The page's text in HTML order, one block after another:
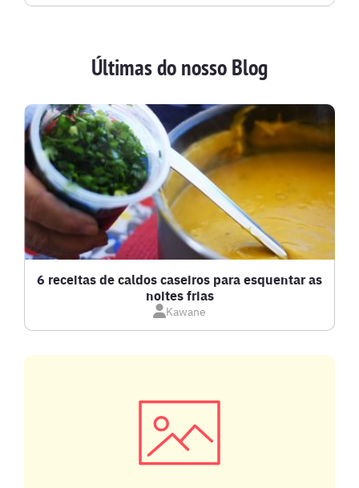
BATIDAS
BEBIDAS E DRINKS
BISCOITOS
BOLOS E TORTAS
CALDOS
CARNE BOVINA
COMPOTAS E GELEIAS
Últimas do nosso Blog
6 receitas de caldos caseiros para esquentar as
noites frias
Kawane